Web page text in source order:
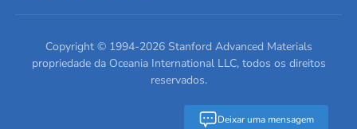
Deixar uma mensagem
Escreva para nós
Copyright © 1994-2026Stanford Advanced Materials
propriedade da Oceania International LLC, todos os direitos
reservados.